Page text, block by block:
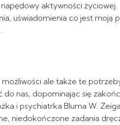
aktywności
uświadomienia co jest moją
ale także te
nas, dopominając się
i psychiatrka Bluma W.
niedokończone zadania